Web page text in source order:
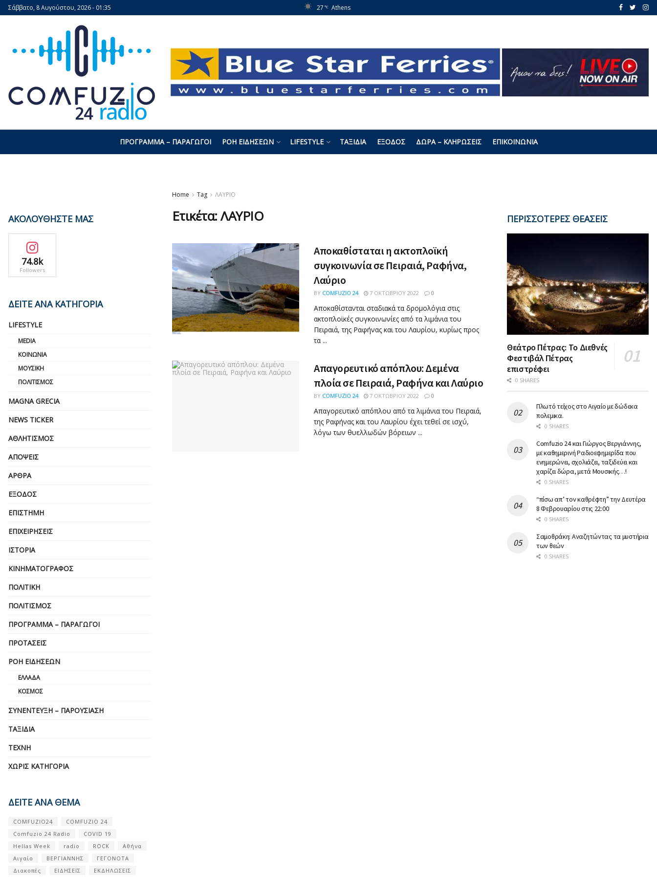
Σάββατο, 8 Αυγούστου, 2026 - 01:35 27 °C Athens
ΠΡΌΓΡΑΜΜΑ – ΠΑΡΑΓΩΓΟΊ ΡΟΉ ΕΙΔΉΣΕΩΝ LIFESTYLE ΤΑΞΊΔΙΑ ΈΞΟΔΟΣ ΔΏΡΑ – ΚΛΗΡΏΣΕΙΣ ΕΠΙΚΟΙΝΩΝΊΑ
Home Tag ΛΑΥΡΙΟ
Ετικέτα:ΛΑΥΡΙΟ
Αποκαθίσταται η ακτοπλοϊκή
συγκοινωνία σε Πειραιά, Ραφήνα,
Λαύριο
BY COMFUZIO 24 7 ΟΚΤΩΒΡΊΟΥ 2022 0
Αποκαθίστανται σταδιακά τα δρομολόγια στις
ακτοπλοϊκές συγκοινωνίες από τα λιμάνια του
Πειραιά, της Ραφήνας και του Λαυρίου, κυρίως προς
τα ...
Απαγορευτικό απόπλου: Δεμένα
πλοία σε Πειραιά, Ραφήνα και Λαύριο
BY COMFUZIO 24 7 ΟΚΤΩΒΡΊΟΥ 2022 0
Απαγορευτικό απόπλου από τα λιμάνια του Πειραιά,
της Ραφήνας και του Λαυρίου έχει τεθεί σε ισχύ,
λόγω των θυελλωδών βόρειων ...
ΑΚΟΛΟΥΘΗΣΤΕ ΜΑΣ
74.8k
Followers
ΔΕΙΤΕ ΑΝΑ ΚΑΤΗΓΟΡΙΑ
LIFESTYLE
MEDIA
ΚΟΙΝΩΝΊΑ
ΜΟΥΣΙΚΉ
ΠΟΛΙΤΙΣΜΌΣ
MAGNA GRECIA
NEWS TICKER
ΑΘΛΗΤΙΣΜΌΣ
ΑΠΌΨΕΙΣ
ΆΡΘΡΑ
ΈΞΟΔΟΣ
ΕΠΙΣΤΉΜΗ
ΕΠΙΧΕΙΡΗΣΕΙΣ
ΙΣΤΟΡΊΑ
ΚΙΝΗΜΑΤΟΓΡΆΦΟΣ
ΠΟΛΙΤΙΚΉ
ΠΟΛΙΤΙΣΜΌΣ
ΠΡΌΓΡΑΜΜΑ – ΠΑΡΑΓΩΓΟΊ
ΠΡΟΤΆΣΕΙΣ
ΡΟΉ ΕΙΔΉΣΕΩΝ
ΕΛΛΆΔΑ
ΚΌΣΜΟΣ
ΣΥΝΈΝΤΕΥΞΗ – ΠΑΡΟΥΣΊΑΣΗ
ΤΑΞΊΔΙΑ
ΤΈΧΝΗ
ΧΩΡΊΣ ΚΑΤΗΓΟΡΊΑ
ΔΕΙΤΕ ΑΝΑ ΘΕΜΑ
COMFUZIO24
COMFUZIO 24
Comfuzio 24 Radio
COVID 19
Hellas Week
radio ROCK
Αθήνα
Αιγαίο
ΒΕΡΓΙΑΝΝΗΣ
ΓΕΓΟΝΟΤΑ
Διακοπές
ΕΙΔΗΣΕΙΣ
ΕΚΔΗΛΩΣΕΙΣ
ΠΕΡΙΣΣΟΤΕΡΕΣ ΘΕΑΣΕΙΣ
Θεάτρο Πέτρας: Το Διεθνές
Φεστιβάλ Πέτρας
επιστρέφει
0 SHARES
Πλωτό τείχος στο Αιγαίο με δώδεκα
πολεμικα.
0 SHARES
Comfuzio 24 και Γιώργος Βεργιάννης,
με καθημερινή Ραδιοεφημερίδα που
ενημερώνει, σχολιάζει, ταξιδεύει και
χαρίζει δώρα, μετά Μουσικής…!
0 SHARES
“πίσω απ’ τον καθρέφτη” την Δευτέρα
8 Φεβρουαρίου στις 22:00
0 SHARES
Σαμοθράκη: Αναζητώντας τα μυστήρια
των θεών
0 SHARES